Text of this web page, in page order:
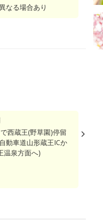
なる場合あり
西蔵王(野草園)停留
動車道山形蔵王ICか
温泉方面へ)